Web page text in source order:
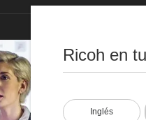
Ricoh en
Inglés